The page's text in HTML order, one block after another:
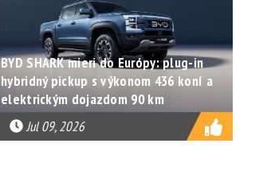
BYD SHARK mieri do Európy: plug-in
hybridný pickup s výkonom 436 koní a
elektrickým dojazdom 90 km
Jul 09, 2026